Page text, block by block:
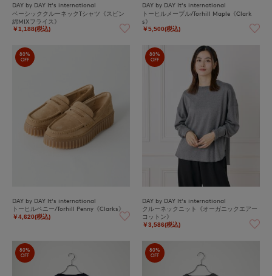
DAY by DAY It's international
ベーシッククルーネックTシャツ《スビン
綿MIXフライス》
￥1,188(税込)
DAY by DAY It's international
トーヒルメープル/Torhill Maple《Clark
s》
￥5,500(税込)
80%
OFF
DAY by DAY It's international
トーヒルペニー/Torhill Penny《Clarks》
￥4,620(税込)
80%
OFF
DAY by DAY It's international
クルーネックニット《オーガニックエアー
コットン》
￥3,586(税込)
80%
OFF
80%
OFF